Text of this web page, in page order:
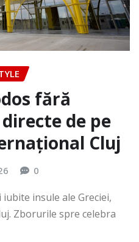
fără
de pe
Cluj
0
insule ale Greciei,
Zborurile spre celebra